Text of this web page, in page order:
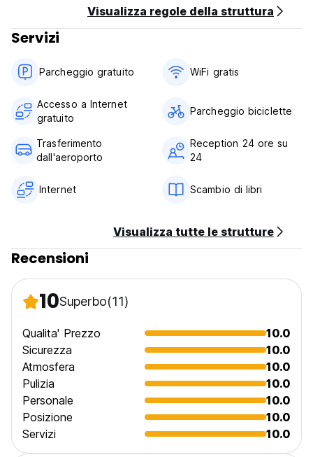
Colazione non inclusa - 3 USD a persona al giorno.
Spese di pulizia - da 1 a 10 giorni - 3 dollari
Generale:
Nessun coprifuoco. (Auto-translated from original language)
Visualizza regole della struttura
Servizi
Parcheggio gratuito WiFi gratis
Accesso a Internet
gratuito
Parcheggio biciclette
Trasferimento
dall'aeroporto
Reception 24 ore su
24
Internet Scambio di libri
Visualizza tutte le strutture
Recensioni
10Superbo(11)
Qualita' Prezzo
10.0
Sicurezza
10.0
Atmosfera
10.0
Pulizia
10.0
Personale
10.0
Posizione
10.0
Servizi
10.0